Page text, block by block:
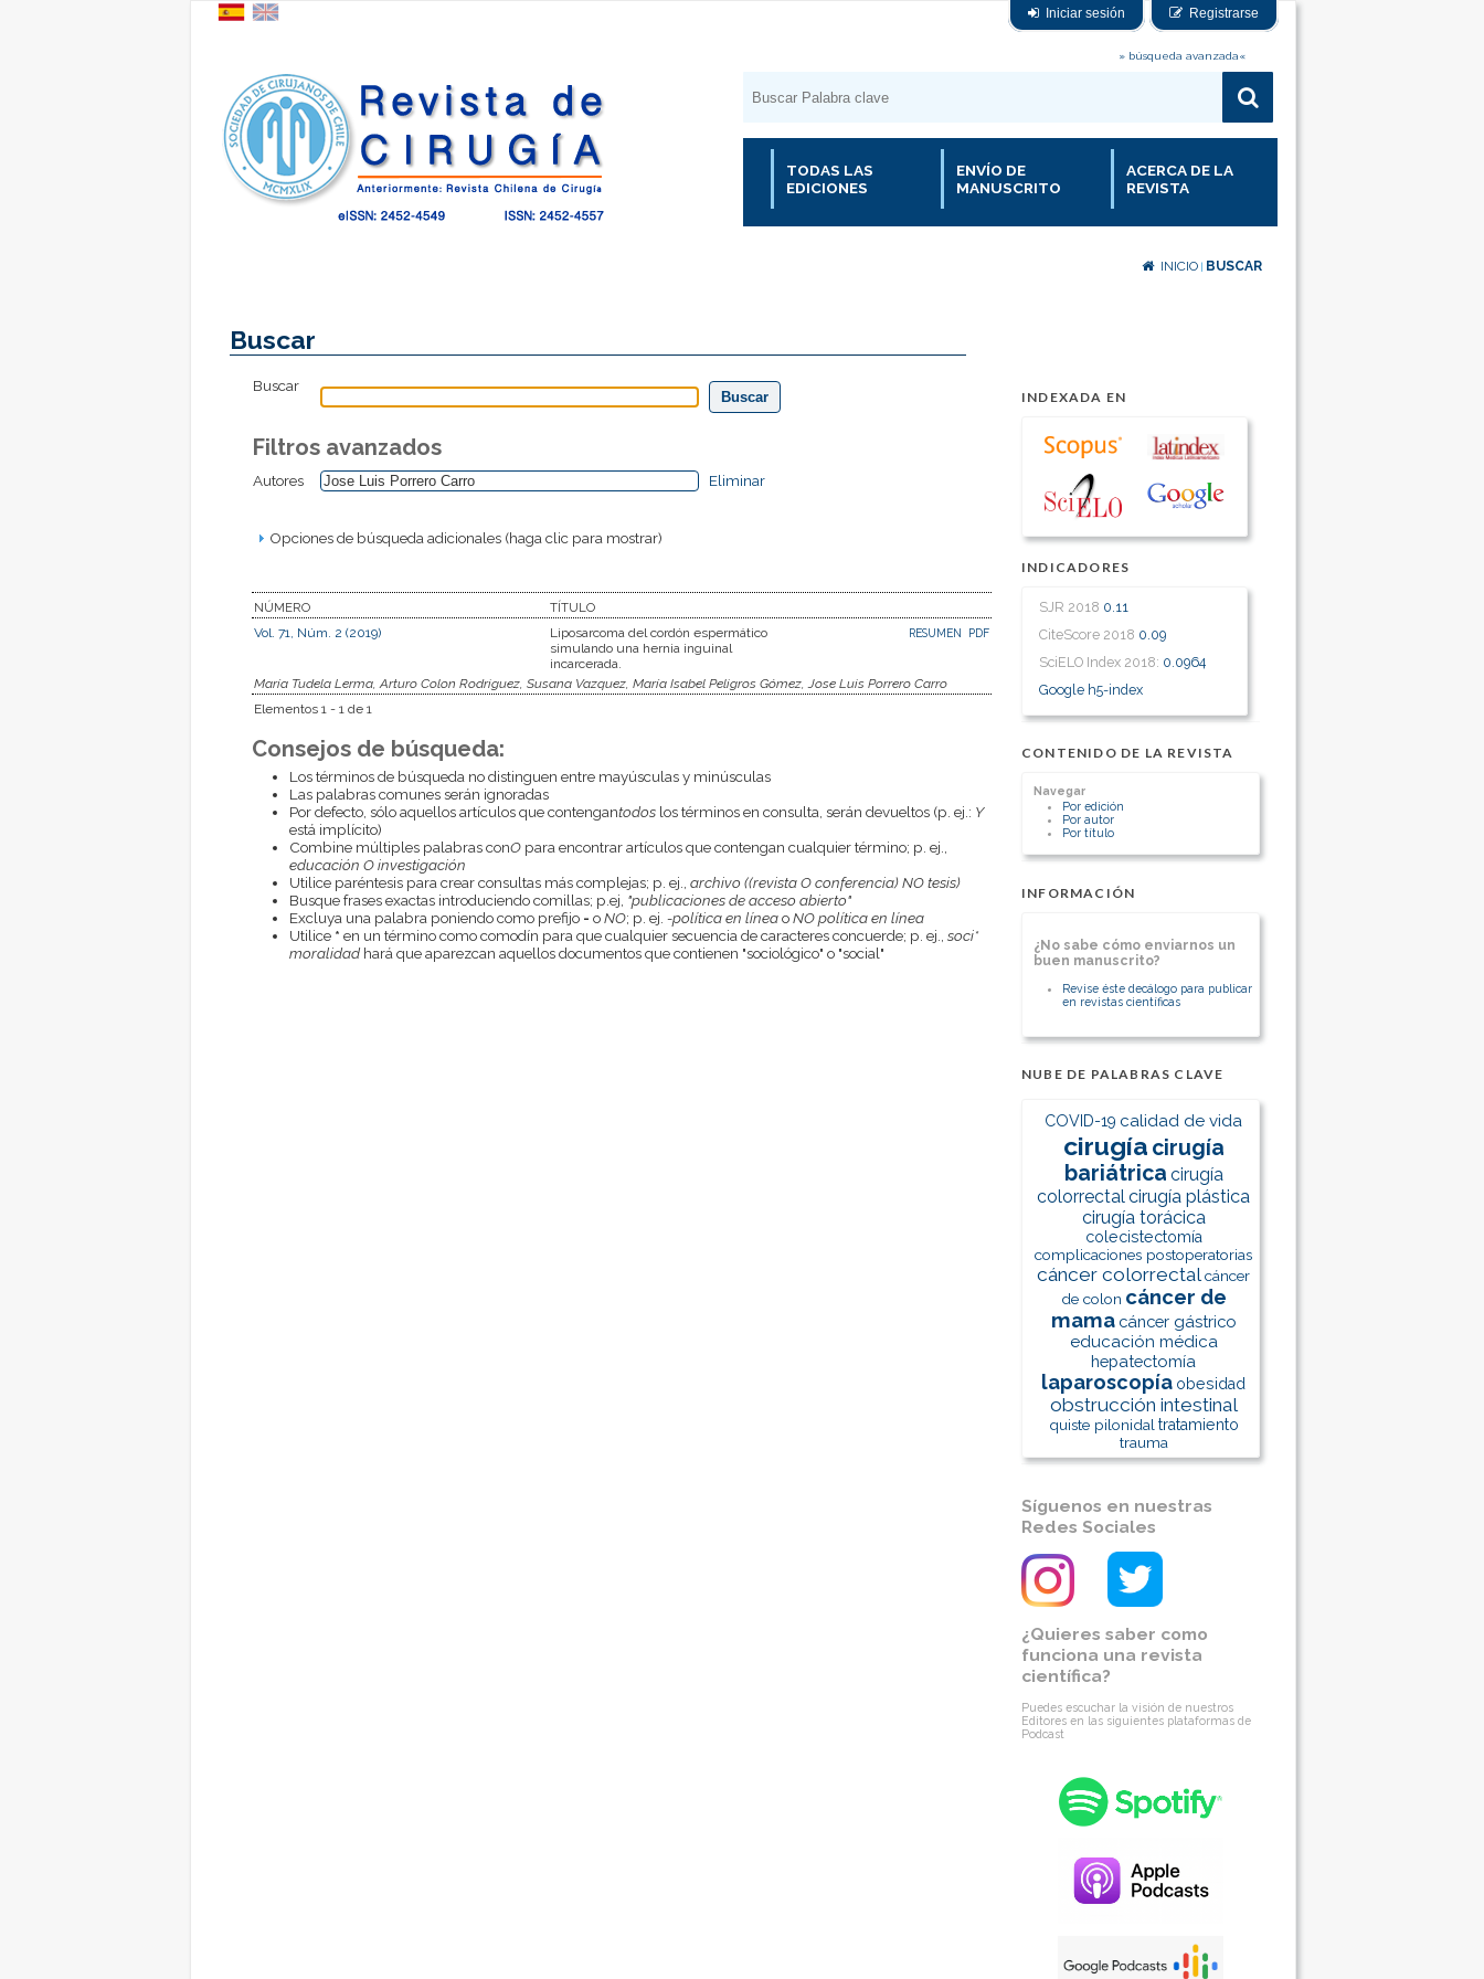
Iniciar sesión Registrarse
» búsqueda avanzada«
TODAS LAS
EDICIONES
ENVÍO DE
MANUSCRITO
ACERCA DE LA
REVISTA
INICIO BUSCAR
INDEXADA EN
INDICADORES
SJR 2018 0.11
CiteScore 2018 0.09
SciELO Index 2018: 0.0964
Google h5-index
CONTENIDO DE LA REVISTA
Navegar
Por edición
Por autor
Por título
INFORMACIÓN
¿No sabe cómo enviarnos un
buen manuscrito?
Revise éste decálogo para publicar
en revistas científicas
NUBE DE PALABRAS CLAVE
COVID-19 calidad de vida
cirugía cirugía
bariátrica cirugía
colorrectalcirugía plástica
cirugía torácica
colecistectomía
complicaciones postoperatorias
cáncer colorrectalcáncer
de colon cáncer de
mama cáncer gástrico
educación médica
hepatectomía
laparoscopía obesidad
obstrucción intestinal
quiste pilonidal tratamiento
trauma
Síguenos en nuestras
Redes Sociales
¿Quieres saber como
funciona una revista
científica?
Puedes escuchar la visión de nuestros
Editores en las siguientes plataformas de
Podcast
Buscar
Buscar
Filtros avanzados
Autores Eliminar
Opciones de búsqueda adicionales (haga clic para mostrar)
NÚMERO
TÍTULO
Vol. 71, Núm. 2 (2019)
Liposarcoma del cordón espermático
simulando una hernia inguinal
incarcerada.
RESUMEN PDF
María Tudela Lerma, Arturo Colon Rodriguez, Susana Vazquez, María Isabel Peligros Gómez, Jose Luis Porrero Carro
Elementos 1 - 1 de 1
Consejos de búsqueda:
Los términos de búsqueda no distinguen entre mayúsculas y minúsculas
Las palabras comunes serán ignoradas
Por defecto, sólo aquellos artículos que contengantodoslos términos en consulta, serán devueltos (p. ej.: Y
está implícito)
Combine múltiples palabras conOpara encontrar artículos que contengan cualquier término; p. ej.,
educación O investigación
Utilice paréntesis para crear consultas más complejas; p. ej., archivo ((revista O conferencia) NO tesis)
Busque frases exactas introduciendo comillas; p.ej, "publicaciones de acceso abierto"
Excluya una palabra poniendo como prefijo - oNO; p. ej. -política en líneaoNO política en línea
Utilice * en un término como comodín para que cualquier secuencia de caracteres concuerde; p. ej., soci*
moralidadhará que aparezcan aquellos documentos que contienen "sociológico" o "social"